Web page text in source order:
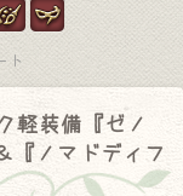
ト
軽装備『ゼノ
『ノマドディフ